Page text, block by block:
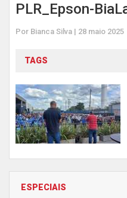
PLR_Epson-
Por Bianca Silva | 28 maio 2025
TAGS
ESPECIAIS